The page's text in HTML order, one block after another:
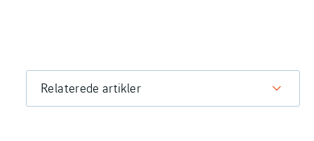
Relaterede artikler